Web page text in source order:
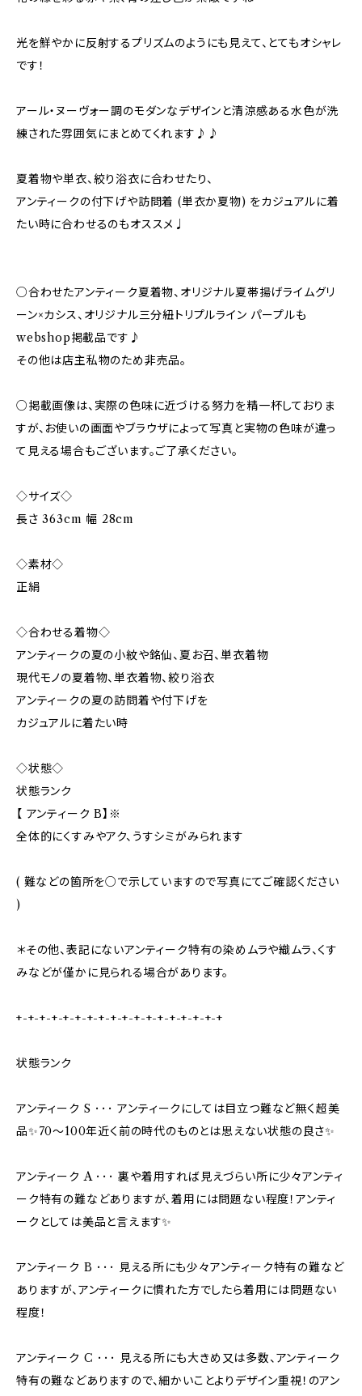
光を鮮やかに反射するプリズムのようにも見えて、とてもオシャレ
です！
アール・ヌーヴォー調のモダンなデザインと清涼感ある水色が洗
練された雰囲気にまとめてくれます♪♪
夏着物や単衣、絞り浴衣に合わせたり、
アンティークの付下げや訪問着 (単衣か夏物) をカジュアルに着
たい時に合わせるのもオススメ♩
○合わせたアンティーク夏着物、オリジナル夏帯揚げライムグリ
ーン×カシス、オリジナル三分紐トリプルライン パープルも
webshop掲載品です♪
その他は店主私物のため非売品。
○掲載画像は、実際の色味に近づける努力を精一杯しておりま
すが、お使いの画面やブラウザによって写真と実物の色味が違っ
て見える場合もございます。ご了承ください。
◇サイズ◇
長さ 363cm 幅 28cm
◇素材◇
正絹
◇合わせる着物◇
アンティークの夏の小紋や銘仙、夏お召、単衣着物
現代モノの夏着物、単衣着物、絞り浴衣
アンティークの夏の訪問着や付下げを
カジュアルに着たい時
◇状態◇
状態ランク
【 アンティーク B】※
全体的にくすみやアク、うすシミがみられます
( 難などの箇所を○で示していますので写真にてご確認ください
)
＊その他、表記にないアンティーク特有の染めムラや織ムラ、くす
みなどが僅かに見られる場合があります。
+-+-+-+-+-+-+-+-+-+-+-+-+-+-+-+-+-+
状態ランク
アンティーク S ･･･ アンティークにしては目立つ難など無く超美
品✨70〜100年近く前の時代のものとは思えない状態の良さ✨
アンティーク A ･･･ 裏や着用すれば見えづらい所に少々アンティ
ーク特有の難などありますが、着用には問題ない程度！アンティ
ークとしては美品と言えます✨
アンティーク B ･･･ 見える所にも少々アンティーク特有の難など
ありますが、アンティークに慣れた方でしたら着用には問題ない
程度！
アンティーク C ･･･ 見える所にも大きめ又は多数、アンティーク
特有の難などありますので、細かいことよりデザイン重視！のアン